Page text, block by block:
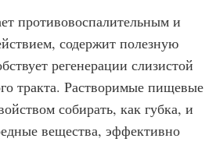
противовоспалительным и
содержит полезную
регенерации слизистой
тракта. Растворимые пищевые
собирать, как губка, и
вещества, эффективно